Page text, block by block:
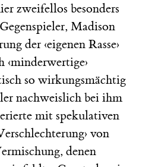
zweifellos besonders
Madison
der ‹eigenen Rasse›
so wirkungsmächtig
nachweislich bei ihm
mit spekulativen
von
denen